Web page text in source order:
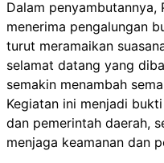
Dalam penyambutannya,
menerima pengalungan
turut meramaikan
selamat datang yang
semakin menambah
Kegiatan ini menjadi
dan pemerintah daerah,
menjaga keamanan dan